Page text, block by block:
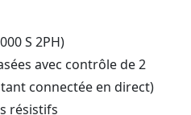
S 2PH)
avec contrôle de 2
connectée en direct)
résistifs